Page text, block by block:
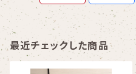
最近チェックした商品